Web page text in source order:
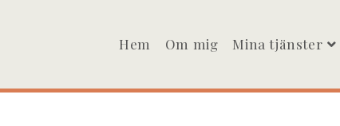
Hem Om mig Mina tjänster